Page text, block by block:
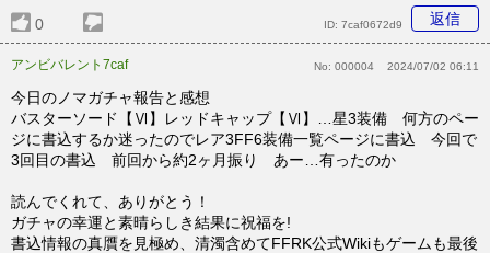
0 返信
ID: 7caf0672d9
アンビバレント7caf No: 000004 2024/07/02 06:11
今日のノマガチャ報告と感想
バスターソード【Ⅵ】レッドキャップ【Ⅵ】…星3装備 何方のペー
ジに書込するか迷ったのでレア3FF6装備一覧ページに書込 今回で
3回目の書込 前回から約2ヶ月振り あー…有ったのか
読んでくれて、ありがとう！
ガチャの幸運と素晴らしき結果に祝福を!
書込情報の真贋を見極め、清濁含めてFFRK公式Wikiもゲームも最後